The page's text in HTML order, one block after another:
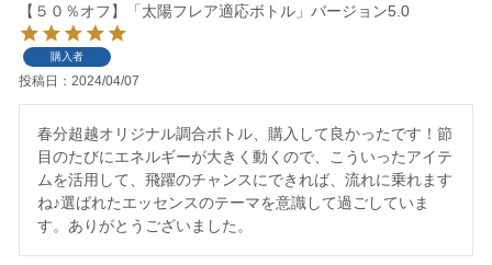
【５０％オフ】「太陽フレア適応ボトル」バージョン5.0
購入者
投稿日 2024/04/07
春分超越オリジナル調合ボトル、購入して良かったです！節
目のたびにエネルギーが大きく動くので、こういったアイテ
ムを活用して、飛躍のチャンスにできれば、流れに乗れます
ね♪選ばれたエッセンスのテーマを意識して過ごしていま
す。ありがとうございました。